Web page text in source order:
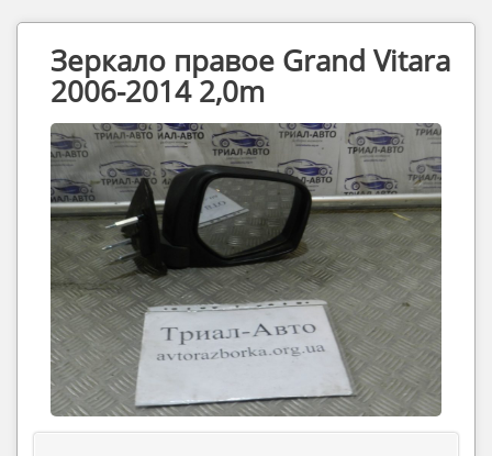
Зеркало правое Grand Vitara
2006-2014 2,0m